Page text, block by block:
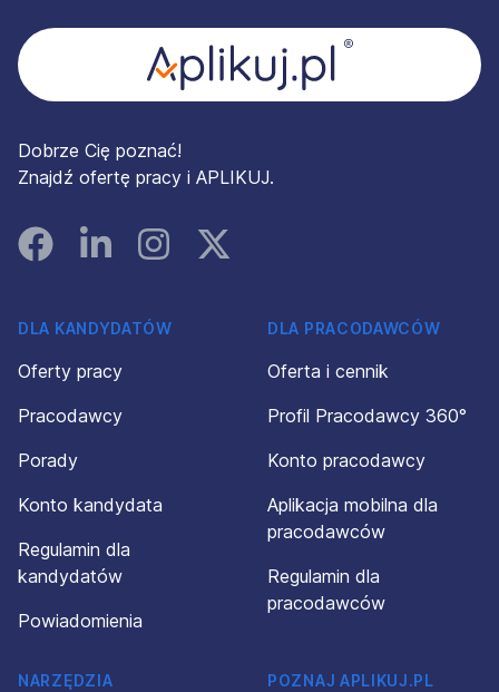
Dobrze Cię poznać!
Znajdź ofertę pracy i APLIKUJ.
FacebookLinked InInstagramInstagram
DLA KANDYDATÓW
Oferty pracy
Pracodawcy
Porady
Konto kandydata
Regulamin dla
kandydatów
Powiadomienia
DLA PRACODAWCÓW
Oferta i cennik
Profil Pracodawcy 360°
Konto pracodawcy
Aplikacja mobilna dla
pracodawców
Regulamin dla
pracodawców
NARZĘDZIA
POZNAJ APLIKUJ.PL